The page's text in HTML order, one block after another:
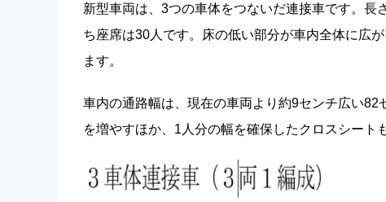
新型車両は、3つの車体をつないだ連接車です。長
ち座席は30人です。床の低い部分が車内全体に広
ます。
車内の通路幅は、現在の車両より約9センチ広い
を増やすほか、1人分の幅を確保したクロスシート